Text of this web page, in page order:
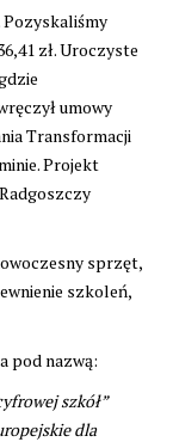
zł. Uroczyste
umowy
Transformacji
Projekt
sprzęt,
szkoleń,
pod nazwą:
szkół”
dla